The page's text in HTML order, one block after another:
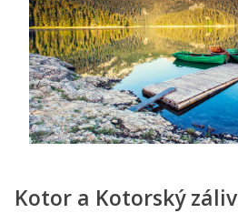
Kotor a Kotorský záliv